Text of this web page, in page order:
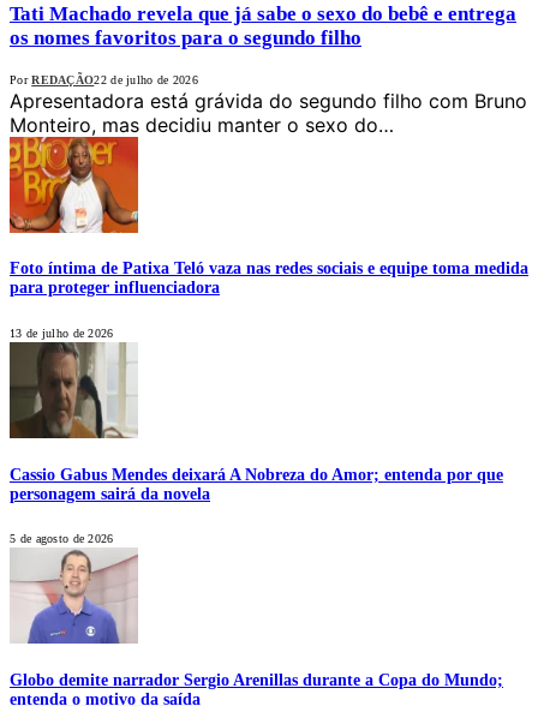
Tati Machado revela que já sabe o sexo do bebê e entrega
os nomes favoritos para o segundo filho
Por REDAÇÃO22 de julho de 2026
Apresentadora está grávida do segundo filho com Bruno
Monteiro, mas decidiu manter o sexo do…
Foto íntima de Patixa Teló vaza nas redes sociais e equipe toma medida
para proteger influenciadora
13 de julho de 2026
Cassio Gabus Mendes deixará A Nobreza do Amor; entenda por que
personagem sairá da novela
5 de agosto de 2026
Globo demite narrador Sergio Arenillas durante a Copa do Mundo;
entenda o motivo da saída